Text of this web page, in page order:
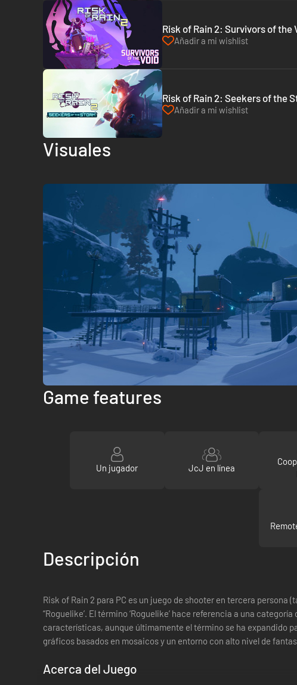
Risk of Rain 2: Survivors of the
Añadir a mi wishlist
Risk of Rain 2: Seekers of the
Añadir a mi wishlist
Visuales
Game features
Un jugador JcJ en línea
Descripción
Risk of Rain 2 para PC es un juego de shooter en tercera persona
“Roguelike’. El término ‘Roguelike’ hace referencia a una
características, aunque últimamente el término se ha expandido
gráficos basados en mosaicos y un entorno con alto nivel de
Acerca del Juego